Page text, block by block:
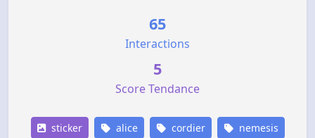
65
Interactions
5
Score Tendance
sticker alice cordier nemesis